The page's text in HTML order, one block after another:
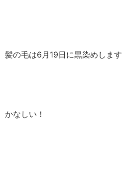
髪の毛は6月19日に黒染めします
かなしい！